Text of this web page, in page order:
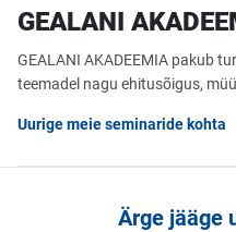
GEALANI
GEALANI AKADEEMIA pakub
teemadel nagu ehitusõigus,
Uurige meie seminaride kohta
Ärge jääge